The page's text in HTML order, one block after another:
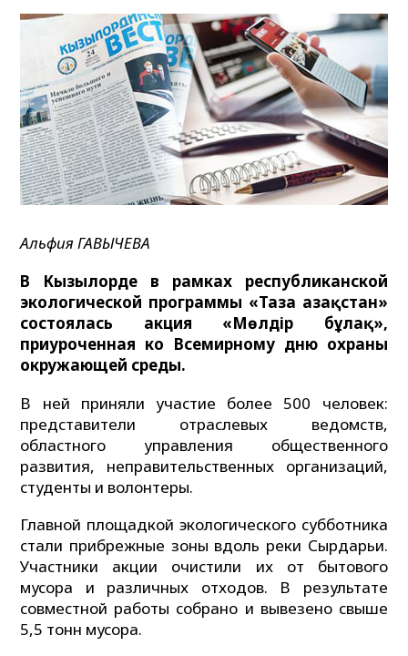
Альфия ГАВЫЧЕВА
В Кызылорде в рамках республиканской
экологической программы «Таза Қазақстан»
состоялась акция «Мөлдір бұлақ»,
приуроченная ко Всемирному дню охраны
окружающей среды.
В ней приняли участие более 500 человек:
представители отраслевых ведомств,
областного управления общественного
развития, неправительственных организаций,
студенты и волонтеры.
Главной площадкой экологического субботника
стали прибрежные зоны вдоль реки Сырдарьи.
Участники акции очистили их от бытового
мусора и различных отходов. В результате
совместной работы собрано и вывезено свыше
5,5 тонн мусора.